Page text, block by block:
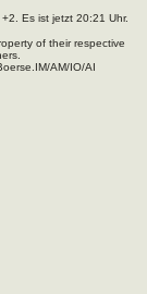
Es ist jetzt 20:21 Uhr.
of their respective
AM/IO/AI